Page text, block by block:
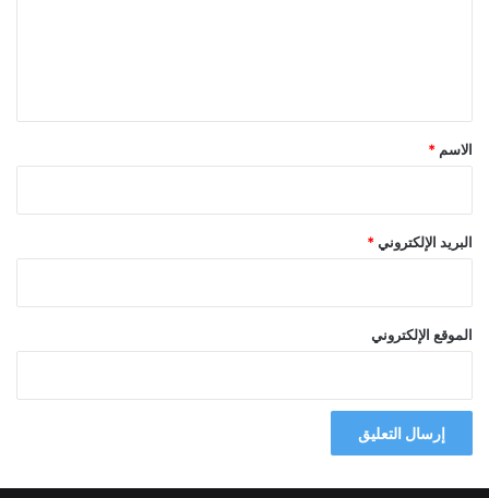
*
الاسم *
البريد الإلكتروني *
الموقع الإلكتروني